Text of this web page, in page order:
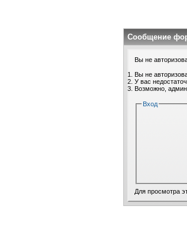
Сообщение
Вы не
Вы не
У вас
Возможно,
Вход
Для просмотра